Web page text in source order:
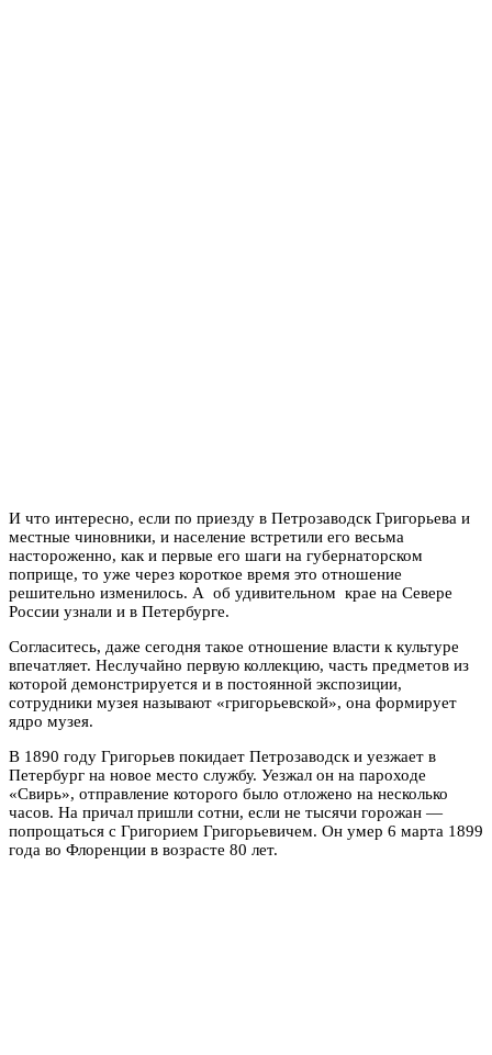
И что интересно, если по приезду в Петрозаводск Григорьева и
местные чиновники, и население встретили его весьма
настороженно, как и первые его шаги на губернаторском
поприще, то уже через короткое время это отношение
решительно изменилось. А об удивительном крае на Севере
России узнали и в Петербурге.
Согласитесь, даже сегодня такое отношение власти к культуре
впечатляет. Неслучайно первую коллекцию, часть предметов из
которой демонстрируется и в постоянной экспозиции,
сотрудники музея называют «григорьевской», она формирует
ядро музея.
В 1890 году Григорьев покидает Петрозаводск и уезжает в
Петербург на новое место службу. Уезжал он на пароходе
«Свирь», отправление которого было отложено на несколько
часов. На причал пришли сотни, если не тысячи горожан —
попрощаться с Григорием Григорьевичем. Он умер 6 марта 1899
года во Флоренции в возрасте 80 лет.